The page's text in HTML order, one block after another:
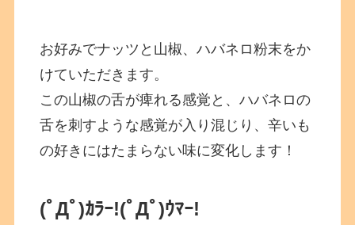
お好みでナッツと山椒、ハバネロ粉末をか
けていただきます。
この山椒の舌が痺れる感覚と、ハバネロの
舌を刺すような感覚が入り混じり、辛いも
の好きにはたまらない味に変化します！
(ﾟДﾟ)ｶﾗｰ!(ﾟДﾟ)ｳﾏｰ!